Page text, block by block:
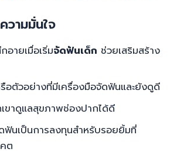
วามมั่นใจ
อายเมื่อเริ่มจัดฟันเด็ก ช่วยเสริมสร้าง
อตัวอย่างที่มีเครื่องมือจัดฟันและยังดูดี
ขาดูแลสุขภาพช่องปากได้ดี
ฟันเป็นการลงทุนสำหรับรอยยิ้มที่
ต